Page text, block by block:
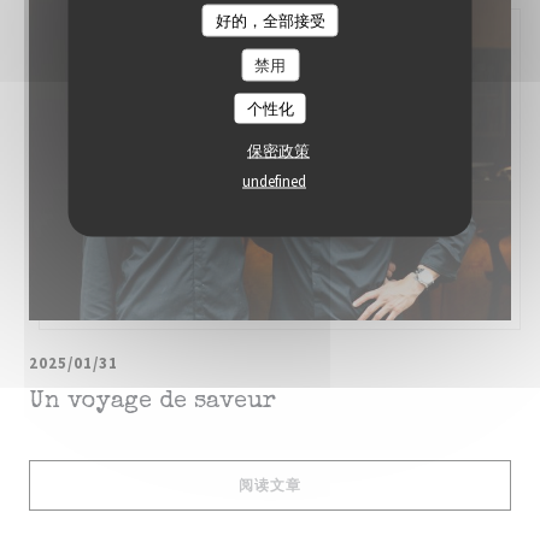
好的，全部接受
禁用
个性化
保密政策
undefined
Un voyage de saveur
2025/01/31
阅读文章((在新窗口中打开))
COLITA